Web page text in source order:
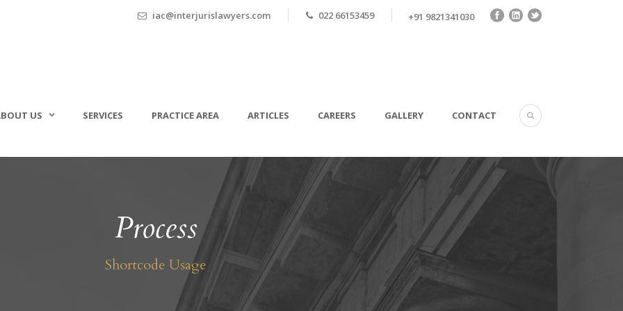
iac@interjurislawyers.com 022 66153459 +91 9821341030
US SERVICES PRACTICE AREA ARTICLES CAREERS GALLERY CONTACT
Process
Shortcode Usage